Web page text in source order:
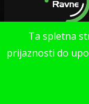
Politika zasebnosti
Ta spletna
prijaznosti do